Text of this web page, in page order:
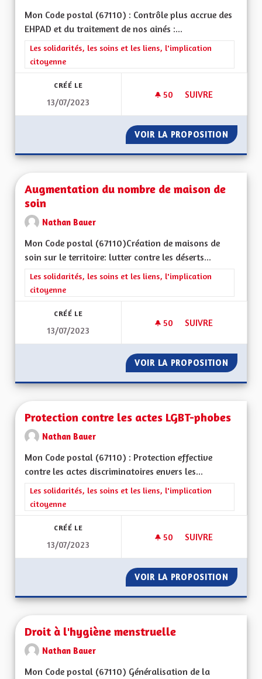
Mon Code postal (67110) : Contrôle plus accrue des
EHPAD et du traitement de nos ainés :...
Filtrer les résultats de la catégorie : Les solidarités, les soins
Les solidarités, les soins et les liens, l'implication
citoyenne
CRÉÉ LE
13/07/2023
50 50 ABONNÉS
SUIVRE
VOIR LA PROPOSITION
Augmentation du nombre de maison de
soin
Nathan Bauer
Mon Code postal (67110) Création de maisons de
soin sur le territoire: lutter contre les déserts...
Filtrer les résultats de la catégorie : Les solidarités, les soins
Les solidarités, les soins et les liens, l'implication
citoyenne
CRÉÉ LE
13/07/2023
50 50 ABONNÉS
SUIVRE
VOIR LA PROPOSITION
Protection contre les actes LGBT-phobes
Nathan Bauer
Mon Code postal (67110) : Protection effective
contre les actes discriminatoires envers les...
Filtrer les résultats de la catégorie : Les solidarités, les soins
Les solidarités, les soins et les liens, l'implication
citoyenne
CRÉÉ LE
13/07/2023
50 50 ABONNÉS
SUIVRE
VOIR LA PROPOSITION
Droit à l'hygiène menstruelle
Nathan Bauer
Mon Code postal (67110) Généralisation de la